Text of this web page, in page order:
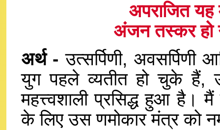
अपराजित
अंजन तस्कर हो
अर्थ - उत्सर्पिणी,
युग पहले व्यतीत हो चुके हैं,
महत्त्वशाली प्रसिद्ध हुआ है। मैं
के लिए उस णमोकार मंत्र को